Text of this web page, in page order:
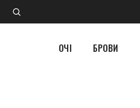
ОЧІ БРОВИ